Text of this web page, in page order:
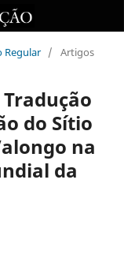
Regular / Artigos
do Sítio
na
da